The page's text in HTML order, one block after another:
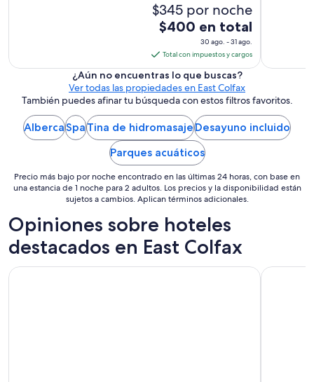
$345 por noche
El
es
de
$400
en
total
por
noche
del
30
ago
al
31
ago
$400 en total
30 ago. - 31 ago.
Total con impuestos y cargos
¿Aún no encuentras lo que buscas?
Ver todas las propiedades en East Colfax
También puedes afinar tu búsqueda con estos filtros favoritos.
AlbercaSpaTina de hidromasajeDesayuno incluido
Parques acuáticos
Precio más bajo por noche encontrado en las últimas 24 horas, con base en
una estancia de 1 noche para 2 adultos. Los precios y la disponibilidad están
sujetos a cambios. Aplican términos adicionales.
Opiniones sobre hoteles
destacados en East Colfax
Magnolia Hotel Denver, A Tribute Portfolio Hotel